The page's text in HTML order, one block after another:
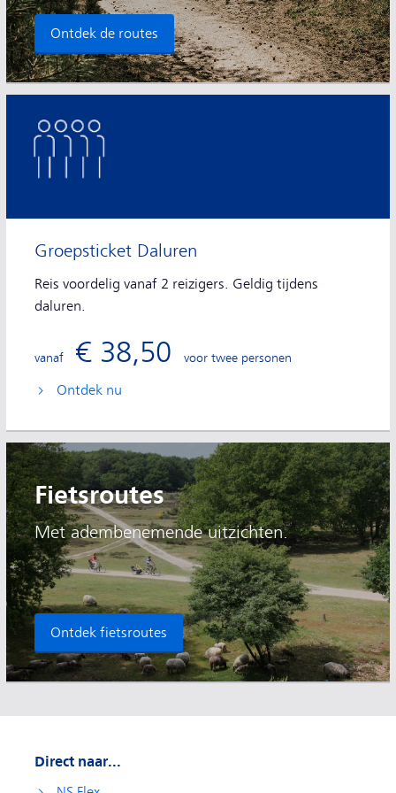
Ontdek de routes
Groepsticket Daluren
Reis voordelig vanaf 2 reizigers. Geldig tijdens
daluren.
vanaf € 38,50 voor twee personen
Ontdek nu
Fietsroutes
Met adembenemende uitzichten.
Ontdek fietsroutes
Direct naar...